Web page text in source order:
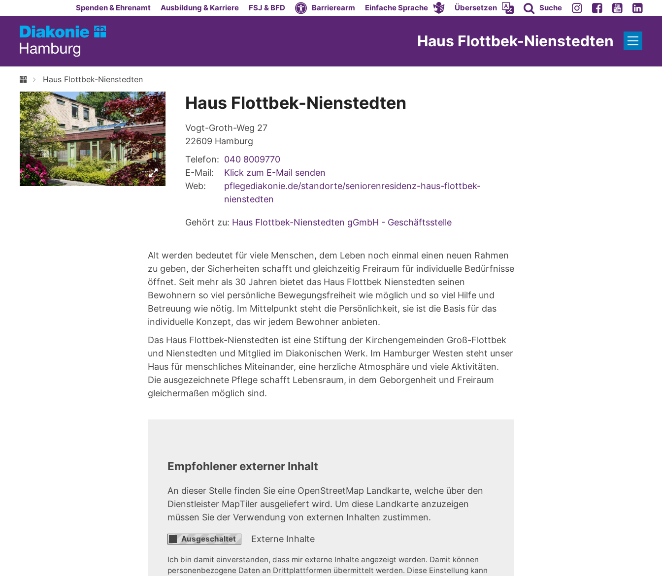
Zum Inhalt springenSpenden & Ehrenamt Ausbildung & Karriere FSJ & BFD Barrierearm Einfache Sprache Übersetzen Suche
Haus Flottbek-Nienstedten
Haus Flottbek-Nienstedten
Haus Flottbek-Nienstedten
Vogt-Groth-Weg 27
22609 Hamburg
Telefon: 040 8009770
E-Mail:
Klick zum E-Mail senden
Web:
pflegediakonie.de/standorte/seniorenresidenz-haus-flottbek-
nienstedten
Gehört zu: Haus Flottbek-Nienstedten gGmbH - Geschäftsstelle
Alt werden bedeutet für viele Menschen, dem Leben noch einmal einen neuen Rahmen
zu geben, der Sicherheiten schafft und gleichzeitig Freiraum für individuelle Bedürfnisse
öffnet. Seit mehr als 30 Jahren bietet das Haus Flottbek Nienstedten seinen
Bewohnern so viel persönliche Bewegungsfreiheit wie möglich und so viel Hilfe und
Betreuung wie nötig. Im Mittelpunkt steht die Persönlichkeit, sie ist die Basis für das
individuelle Konzept, das wir jedem Bewohner anbieten.
Das Haus Flottbek-Nienstedten ist eine Stiftung der Kirchengemeinden Groß-Flottbek
und Nienstedten und Mitglied im Diakonischen Werk. Im Hamburger Westen steht unser
Haus für menschliches Miteinander, eine herzliche Atmosphäre und viele Aktivitäten.
Die ausgezeichnete Pflege schafft Lebensraum, in dem Geborgenheit und Freiraum
gleichermaßen möglich sind.
Empfohlener externer Inhalt
An dieser Stelle finden Sie eine OpenStreetMap Landkarte, welche über den
Dienstleister MapTiler ausgeliefert wird. Um diese Landkarte anzuzeigen
müssen Sie der Verwendung von externen Inhalten zustimmen.
Externe Inhalte
Ich bin damit einverstanden, dass mir externe Inhalte angezeigt werden. Damit können
personenbezogene Daten an Drittplattformen übermittelt werden. Diese Einstellung kann